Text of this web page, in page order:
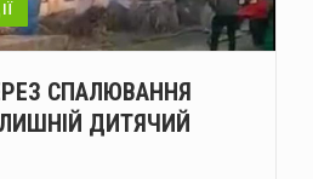
СПАЛЮВАННЯ
ДИТЯЧИЙ